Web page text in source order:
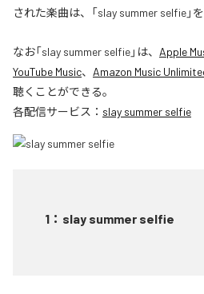
された楽曲は、「slay summer selfie」
なお「slay summer selfie」は、 Apple
YouTube Music、 Amazon Music
聴くことができる。
各配信サービス： slay summer selfie
1 ： slay summer selfie